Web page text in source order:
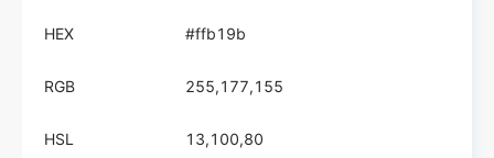
HEX #ffb19b
RGB 255,177,155
HSL 13,100,80